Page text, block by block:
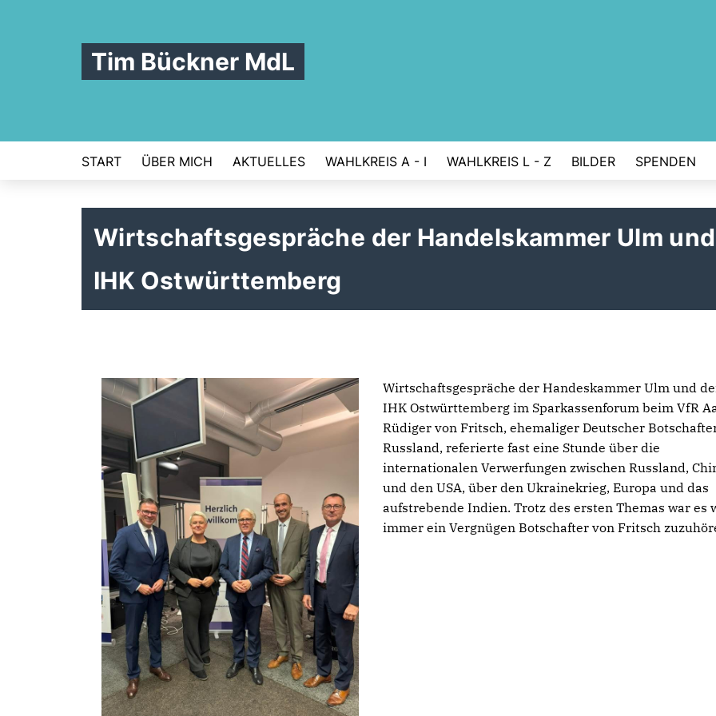
Tim Bückner MdL
START ÜBER MICH AKTUELLES WAHLKREIS A - I WAHLKREIS L - Z BILDER SPENDEN
Wirtschaftsgespräche der Handelskammer Ulm
IHK Ostwürttemberg
Wirtschaftsgespräche der Handeskammer Ulm und
IHK Ostwürttemberg im Sparkassenforum beim VfR
Rüdiger von Fritsch, ehemaliger Deutscher
Russland, referierte fast eine Stunde über die
internationalen Verwerfungen zwischen Russland,
und den USA, über den Ukrainekrieg, Europa und das
aufstrebende Indien. Trotz des ersten Themas war es
immer ein Vergnügen Botschafter von Fritsch